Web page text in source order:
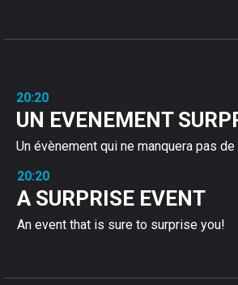
20:20
UN EVENEMENT
Un évènement qui ne manquera pas
20:20
A SURPRISE EVENT
An event that is sure to surprise you!